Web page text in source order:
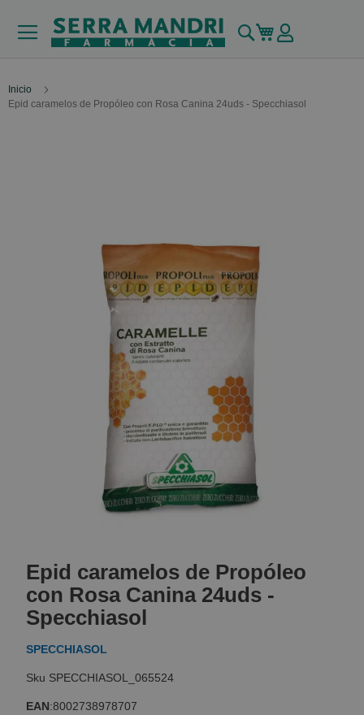
Buscar
Mi carrito
Inicio
Epid caramelos de Propóleo con Rosa Canina 24uds - Specchiasol
the
beginning
of
the
gallery
Epid caramelos de Propóleo
con Rosa Canina 24uds -
Specchiasol
SPECCHIASOL
SPECCHIASOL_065524
EAN:8002738978707